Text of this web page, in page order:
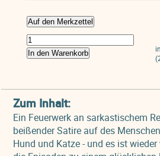
Auf den Merkzettel
In den Warenkorb
Zum Inhalt:
Ein Feuerwerk an sarkastischem
beißender Satire auf des
Hund und Katze - und es ist